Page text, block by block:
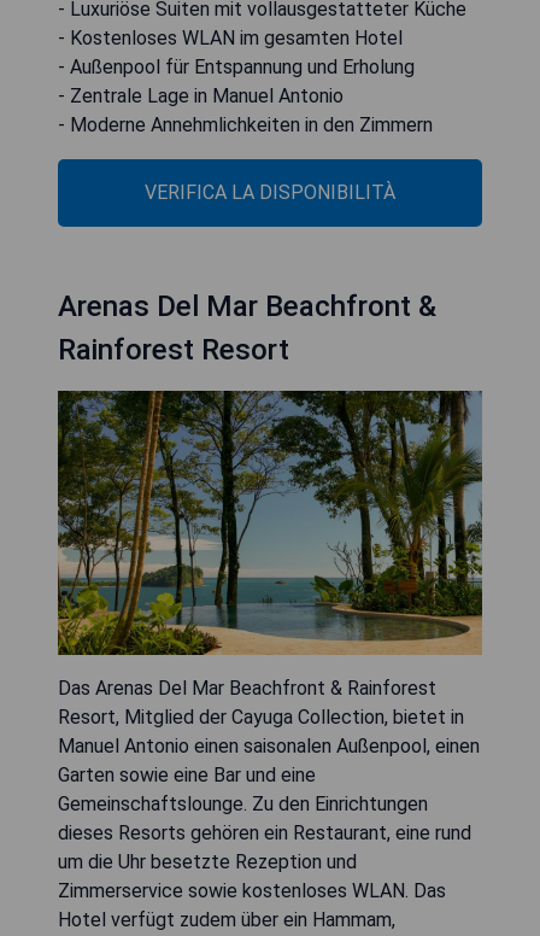
- Luxuriöse Suiten mit vollausgestatteter Küche
- Kostenloses WLAN im gesamten Hotel
- Außenpool für Entspannung und Erholung
- Zentrale Lage in Manuel Antonio
- Moderne Annehmlichkeiten in den Zimmern
VERIFICA LA DISPONIBILITÀ
Arenas Del Mar Beachfront &
Rainforest Resort
Das Arenas Del Mar Beachfront & Rainforest
Resort, Mitglied der Cayuga Collection, bietet in
Manuel Antonio einen saisonalen Außenpool, einen
Garten sowie eine Bar und eine
Gemeinschaftslounge. Zu den Einrichtungen
dieses Resorts gehören ein Restaurant, eine rund
um die Uhr besetzte Rezeption und
Zimmerservice sowie kostenloses WLAN. Das
Hotel verfügt zudem über ein Hammam,